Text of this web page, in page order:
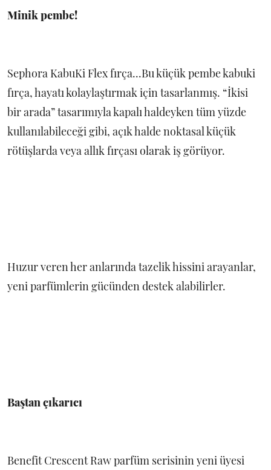
Minik pembe!
Sephora KabuKi Flex fırça...Bu küçük pembe kabuki
fırça, hayatı kolaylaştırmak için tasarlanmış. “İkisi
bir arada” tasarımıyla kapalı haldeyken tüm yüzde
kullanılabileceği gibi, açık halde noktasal küçük
rötüşlarda veya allık fırçası olarak iş görüyor.
Huzur veren her anlarında tazelik hissini arayanlar,
yeni parfümlerin gücünden destek alabilirler.
Baştan çıkarıcı
Benefit Crescent Raw parfüm serisinin yeni üyesi